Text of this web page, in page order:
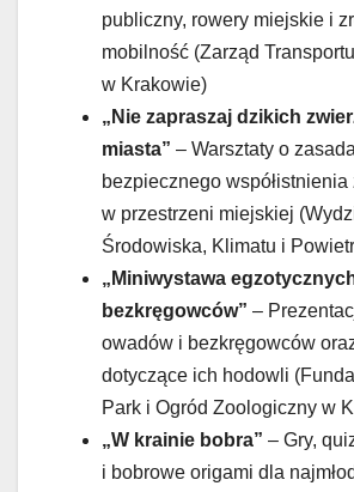
publiczny, rowery miejskie i
mobilność (Zarząd
w Krakowie)
„Nie zapraszaj dzikich
miasta” – Warsztaty o
bezpiecznego współistnienia
w przestrzeni miejskiej
Środowiska, Klimatu i
„Miniwystawa
bezkręgowców” –
owadów i bezkręgowców
dotyczące ich hodowli
Park i Ogród Zoologiczny w
„W krainie bobra” – Gry,
i bobrowe origami dla